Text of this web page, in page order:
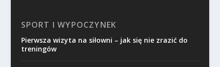
SPORT I WYPOCZYNEK
Pierwsza wizyta na siłowni – jak się nie zrazić do
treningów